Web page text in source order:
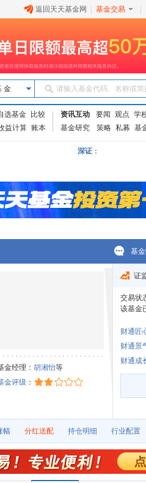
返回天天基金网 基金交易
金 请输入基金代码、名称或简
选基金
比较
益计算 账本
资讯互动 要闻 观点 学
基金研究
策略 私募 基
深证：
基
金经理： 胡湘怡等
金评级 ：
证
交易状
该基金
财通匠
财通景
财通成
幅 分红送配 持仓明细 行业配置